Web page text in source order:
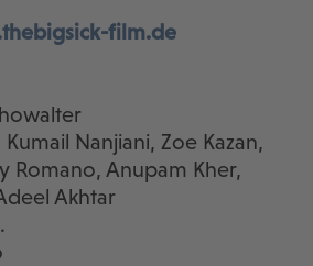
film.de
Nanjiani, Zoe Kazan,
Romano, Anupam Kher,
Akhtar